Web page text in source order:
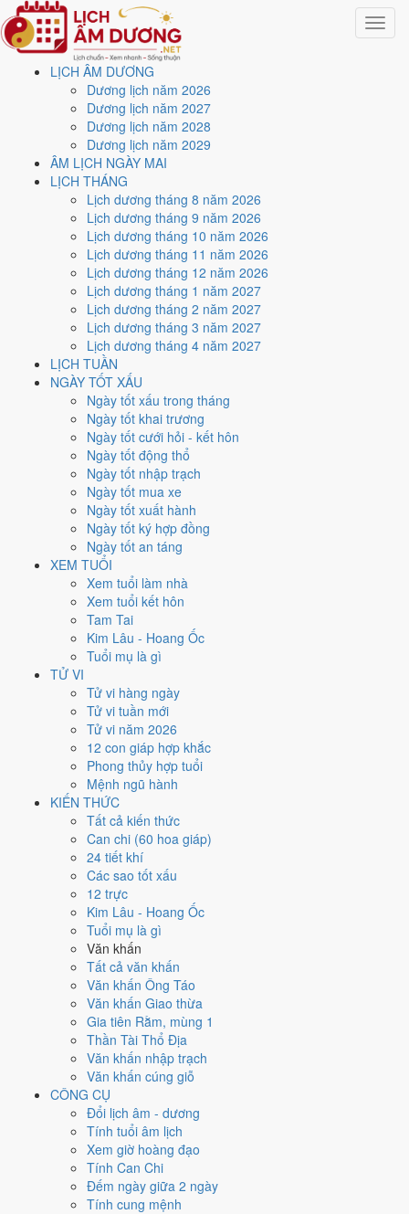
Toggle
LỊCH ÂM DƯƠNG
Dương lịch năm 2026
Dương lịch năm 2027
Dương lịch năm 2028
Dương lịch năm 2029
ÂM LỊCH NGÀY MAI
LỊCH THÁNG
Lịch dương tháng 8 năm 2026
Lịch dương tháng 9 năm 2026
Lịch dương tháng 10 năm 2026
Lịch dương tháng 11 năm 2026
Lịch dương tháng 12 năm 2026
Lịch dương tháng 1 năm 2027
Lịch dương tháng 2 năm 2027
Lịch dương tháng 3 năm 2027
Lịch dương tháng 4 năm 2027
LỊCH TUẦN
NGÀY TỐT XẤU
Ngày tốt xấu trong tháng
Ngày tốt khai trương
Ngày tốt cưới hỏi - kết hôn
Ngày tốt động thổ
Ngày tốt nhập trạch
Ngày tốt mua xe
Ngày tốt xuất hành
Ngày tốt ký hợp đồng
Ngày tốt an táng
XEM TUỔI
Xem tuổi làm nhà
Xem tuổi kết hôn
Tam Tai
Kim Lâu - Hoang Ốc
Tuổi mụ là gì
TỬ VI
Tử vi hàng ngày
Tử vi tuần mới
Tử vi năm 2026
12 con giáp hợp khắc
Phong thủy hợp tuổi
Mệnh ngũ hành
KIẾN THỨC
Tất cả kiến thức
Can chi (60 hoa giáp)
24 tiết khí
Các sao tốt xấu
12 trực
Kim Lâu - Hoang Ốc
Tuổi mụ là gì
Văn khấn
Tất cả văn khấn
Văn khấn Ông Táo
Văn khấn Giao thừa
Gia tiên Rằm, mùng 1
Thần Tài Thổ Địa
Văn khấn nhập trạch
Văn khấn cúng giỗ
CÔNG CỤ
Đổi lịch âm - dương
Tính tuổi âm lịch
Xem giờ hoàng đạo
Tính Can Chi
Đếm ngày giữa 2 ngày
Tính cung mệnh
Trang chủ
Lịch năm 2016
Lịch âm dương năm 2016 -
Bính Thân · Bát Bạch Cấn
Nguyễn Minh An·Cập nhật: 30/07/2026
2016 (Bính Thân), Tết Nguyên đán vào
Bính Thân 2016có Thiên Can Bính hành Hỏa, Địa Chi Thân
hành Kim. Nạp Âm làSơn Hạ Hỏa hành Hỏa. Hai hành Can và Chi
Hỏa khắc Kim (tương khắc), đó là nền khí của cả năm.
Cả năm có82 ngày đạt mức Tốt trở lên
. Mức này chấm theo thang 5 bậc dùng chung với trang chi tiết
từng ngày, không phải chỉ đếm ngày Hoàng Đạo.
Tết Nguyên đán rơi vào8/2/2016. Về phong thủy, sao Ngũ Hoàng
hướng Đông Bắc (Cấn)
Dần xung Thái Tuế, theo tục lệ thì nên làm lễ giải đầu năm.
Ngày tốt trở lên
Ngày bình thường
Năm 2016 là năm con gì, mệnh
Năm 2016 là năm Bính Thân, Nạp Âm
Can Bính hànhHỏagặp Địa Chi Thân hành
của năm vì vậy làHỏa - Kim. Cách tính cặp can chi này nằm ở bài
chi Bính Thân .
Bính Thân (Hỏa × Kim)
Bát Bạch Cấn Thổ
⚒ Kim
Bảng phân tích Can Chi năm Bính Thân
Chi tiết
Ý nghĩa
Hỏa
Thiên Can Bính thuộc hành Hỏa, là khí chủ đạo